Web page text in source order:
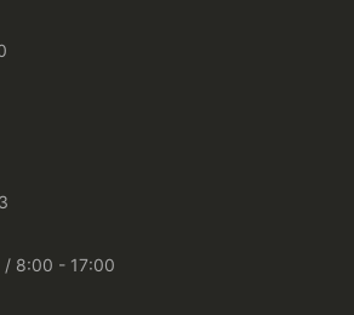
/ 8:00 - 17:00